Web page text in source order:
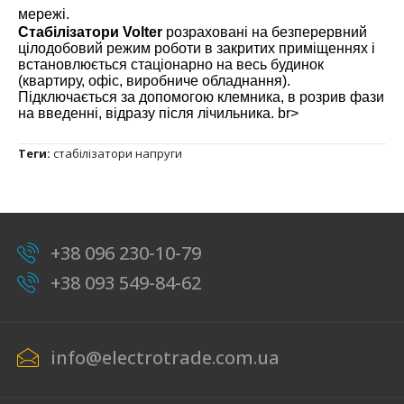
мережі.
Стабілізатори Volter розраховані на безперервний
цілодобовий режим роботи в закритих приміщеннях і
встановлюється стаціонарно на весь будинок
(квартиру, офіс, виробниче обладнання).
Підключається за допомогою клемника, в розрив фази
на введенні, відразу після лічильника. br>
Теги: стабілізатори напруги
+38 096 230-10-79
+38 093 549-84-62
info@electrotrade.com.ua